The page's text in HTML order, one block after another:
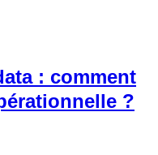
: comment
?